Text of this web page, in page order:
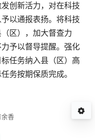
创新活力，对在科技
以通报表扬。将科技
区），加大督查力
予以督导提醒。强化
任务纳入县（区）高
务按期保质完成。
香